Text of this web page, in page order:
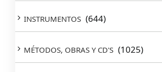
INSTRUMENTOS (644)
MÉTODOS, OBRAS Y CD'S (1025)